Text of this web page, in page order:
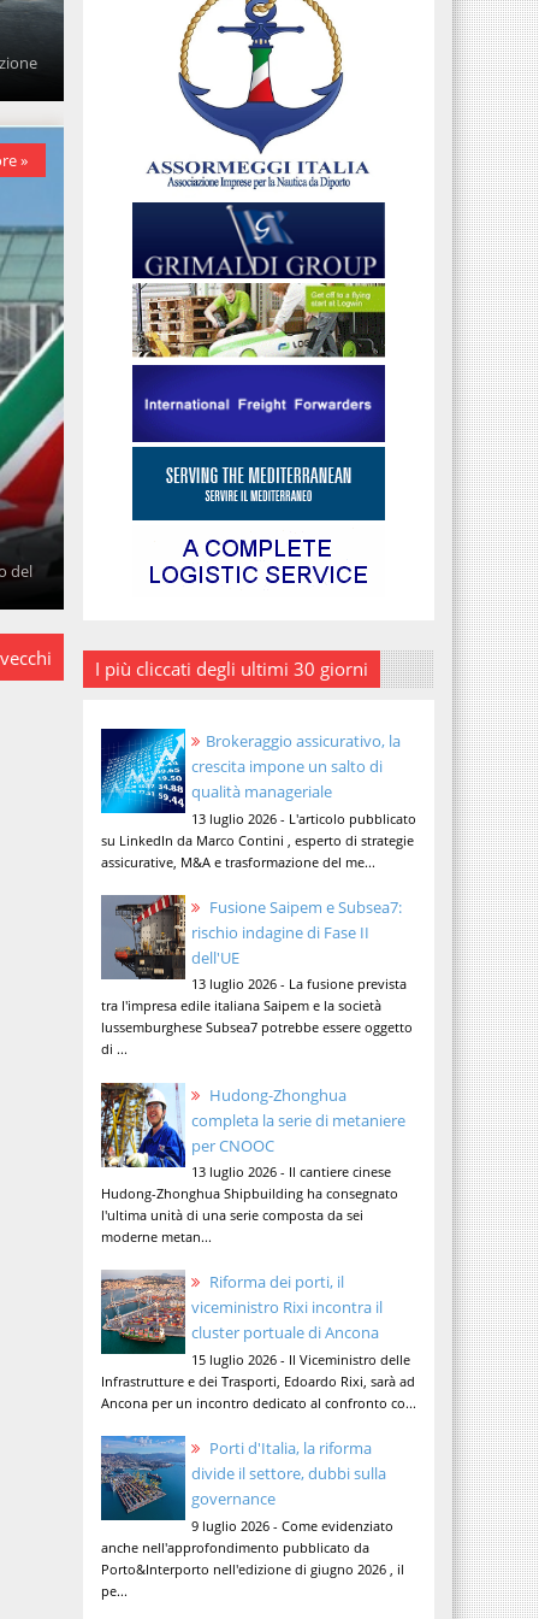
del
»
I più cliccati degli ultimi 30 giorni
Brokeraggio assicurativo, la
crescita impone un salto di
qualità manageriale
13 luglio 2026 - L'articolo pubblicato
su LinkedIn da Marco Contini , esperto di strategie
assicurative, M&A e trasformazione del me...
Fusione Saipem e Subsea7:
rischio indagine di Fase II
dell'UE
13 luglio 2026 - La fusione prevista
tra l'impresa edile italiana Saipem e la società
lussemburghese Subsea7 potrebbe essere oggetto
di ...
Hudong-Zhonghua
completa la serie di metaniere
per CNOOC
13 luglio 2026 - Il cantiere cinese
Hudong-Zhonghua Shipbuilding ha consegnato
l'ultima unità di una serie composta da sei
moderne metan...
Riforma dei porti, il
viceministro Rixi incontra il
cluster portuale di Ancona
15 luglio 2026 - Il Viceministro delle
Infrastrutture e dei Trasporti, Edoardo Rixi, sarà ad
Ancona per un incontro dedicato al confronto co...
Porti d'Italia, la riforma
divide il settore, dubbi sulla
governance
9 luglio 2026 - Come evidenziato
anche nell'approfondimento pubblicato da
Porto&Interporto nell'edizione di giugno 2026 , il
pe...